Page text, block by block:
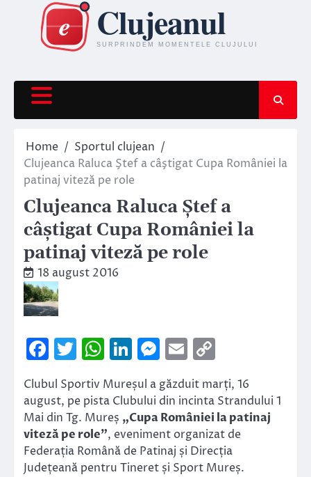
content
Home
Sportul clujean
Clujeanca Raluca Ştef a câştigat Cupa României la
patinaj viteză pe role
Clujeanca Raluca Ştef a
câştigat Cupa României la
patinaj viteză pe role
18 august 2016
Facebook
Twitter
WhatsApp
LinkedIn
Messenger
Email
Link
Clubul Sportiv Mureșul a găzduit marți, 16
august, pe pista Clubului din incinta Strandului 1
Mai din Tg. Mureș „Cupa României la patinaj
viteză pe role”, eveniment organizat de
Federația Română de Patinaj și Direcția
Județeană pentru Tineret și Sport Mureș.